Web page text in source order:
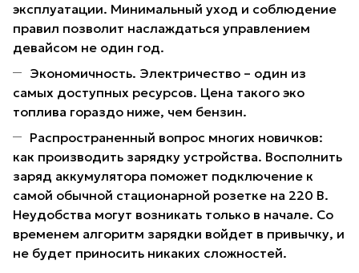
эксплуатации. Минимальный уход и соблюдение
правил позволит наслаждаться управлением
девайсом не один год.
Экономичность. Электричество – один из
самых доступных ресурсов. Цена такого эко
топлива гораздо ниже, чем бензин.
Распространенный вопрос многих новичков:
как производить зарядку устройства. Восполнить
заряд аккумулятора поможет подключение к
самой обычной стационарной розетке на 220 В.
Неудобства могут возникать только в начале. Со
временем алгоритм зарядки войдет в привычку, и
не будет приносить никаких сложностей.